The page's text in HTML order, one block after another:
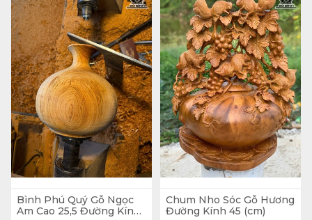
Bình Phú Quý Gỗ Ngọc
Am Cao 25,5 Đường Kính
Chum Nho Sóc Gỗ Hương
Đường Kính 45 (cm)